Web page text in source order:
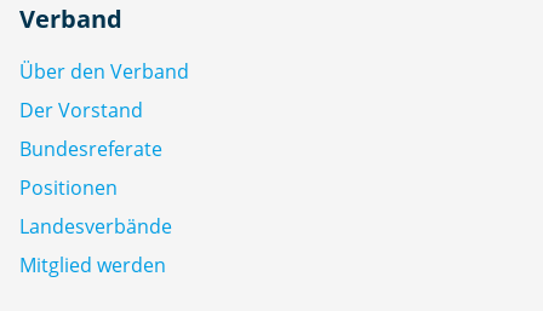
Verband
Über den Verband
Der Vorstand
Bundesreferate
Positionen
Landesverbände
Mitglied werden